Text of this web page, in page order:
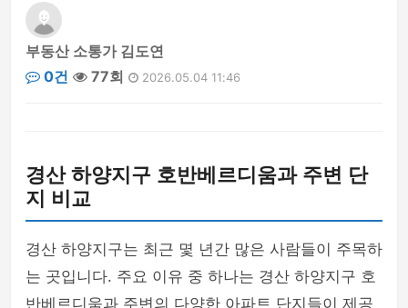
부동산 소통가 김도연
0건
77회 2026.05.04 11:46
경산 하양지구 호반베르디움과 주변 단
지 비교
경산 하양지구는 최근 몇 년간 많은 사람들이 주목하
는 곳입니다. 주요 이유 중 하나는 경산 하양지구 호
반베르디움과 주변의 다양한 아파트 단지들이 제공